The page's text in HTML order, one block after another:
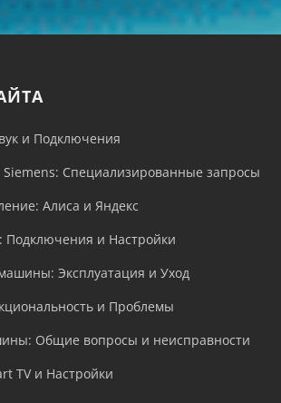
и Подключения
Siemens: Специализированные запросы
Алиса и Яндекс
Подключения и Настройки
Эксплуатация и Уход
и Проблемы
Общие вопросы и неисправности
TV и Настройки